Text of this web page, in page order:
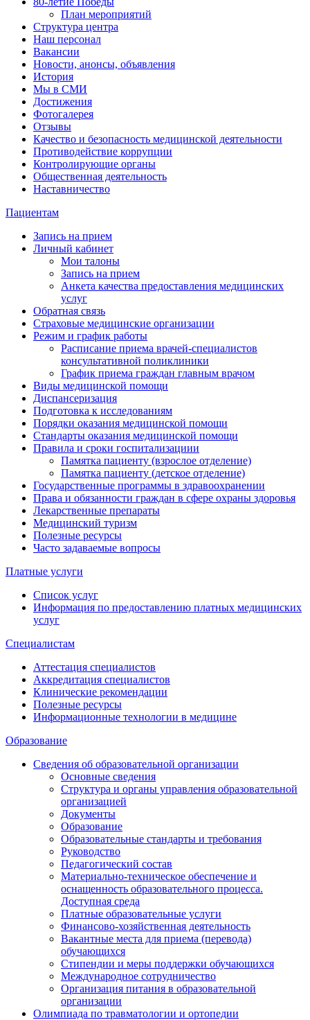
План мероприятий
Структура центра
Наш персонал
Вакансии
Новости, анонсы, объявления
История
Мы в СМИ
Достижения
Фотогалерея
Отзывы
Качество и безопасность медицинской деятельности
Противодействие коррупции
Контролирующие органы
Общественная деятельность
Наставничество
Пациентам
Запись на прием
Личный кабинет
Мои талоны
Запись на прием
Анкета качества предоставления медицинских
услуг
Обратная связь
Страховые медицинские организации
Режим и график работы
Расписание приема врачей-специалистов
консультативной поликлиники
График приема граждан главным врачом
Виды медицинской помощи
Диспансеризация
Подготовка к исследованиям
Порядки оказания медицинской помощи
Стандарты оказания медицинской помощи
Правила и сроки госпитализациии
Памятка пациенту (взрослое отделение)
Памятка пациенту (детское отделение)
Государственные программы в здравоохранении
Права и обязанности граждан в сфере охраны здоровья
Лекарственные препараты
Медицинский туризм
Полезные ресурсы
Часто задаваемые вопросы
Платные услуги
Список услуг
Информация по предоставлению платных медицинских
услуг
Специалистам
Аттестация специалистов
Аккредитация специалистов
Клинические рекомендации
Полезные ресурсы
Информационные технологии в медицине
Образование
Сведения об образовательной организации
Основные сведения
Структура и органы управления образовательной
организацией
Документы
Образование
Образовательные стандарты и требования
Руководство
Педагогический состав
Материально-техническое обеспечение и
оснащенность образовательного процесса.
Доступная среда
Платные образовательные услуги
Финансово-хозяйственная деятельность
Вакантные места для приема (перевода)
обучающихся
Стипендии и меры поддержки обучающихся
Международное сотрудничество
Организация питания в образовательной
организации
Олимпиада по травматологии и ортопедии